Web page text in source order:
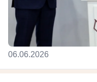
06.06.2026